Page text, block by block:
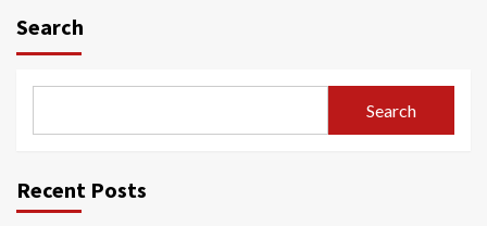
Search
Search
Recent Posts